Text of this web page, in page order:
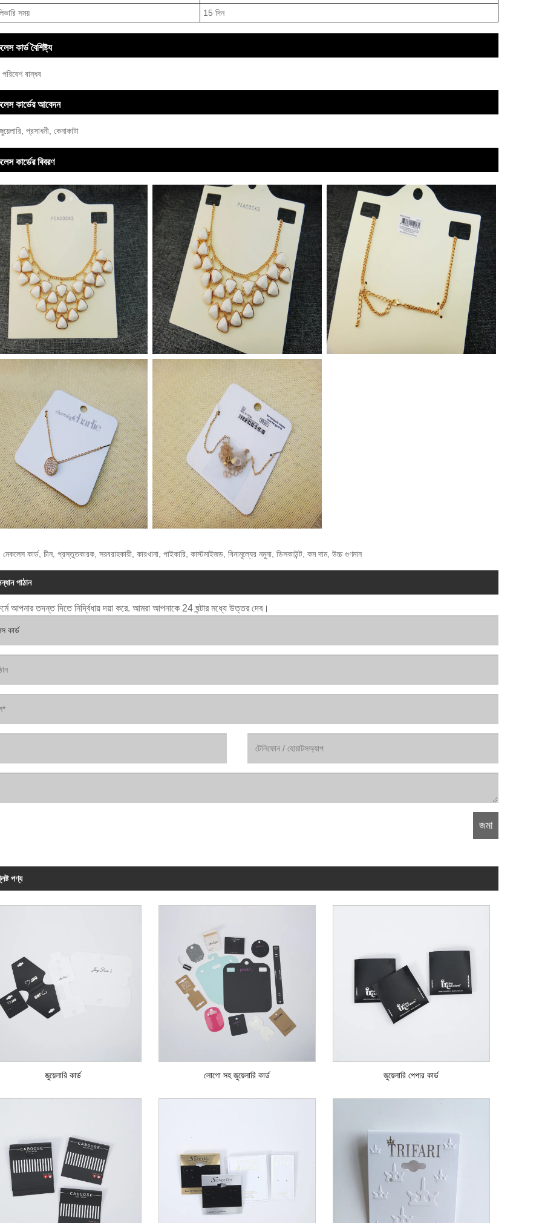
সময়
15 দিন
কার্ড বৈশিষ্ট্য
পরিবেশ বান্ধব
কার্ডের আবেদন
প্রসাধনী, কেনাকাটা
কার্ডের বিবরণ
নেকলেস কার্ড, চীন, প্রস্তুতকারক, সরবরাহকারী, কারখানা, পাইকারি, কাস্টমাইজড, বিনামূল্যের নমুনা, ডিসকাউন্ট, কম দাম, উচ্চ গুণমান
পাঠান
আপনার তদন্ত দিতে নির্দ্বিধায় দয়া করে. আমরা আপনাকে 24 ঘন্টার মধ্যে উত্তর দেব।
পণ্য
জুয়েলারি কার্ড লোগো সহ জুয়েলারি কার্ড জুয়েলারি পেপার কার্ড